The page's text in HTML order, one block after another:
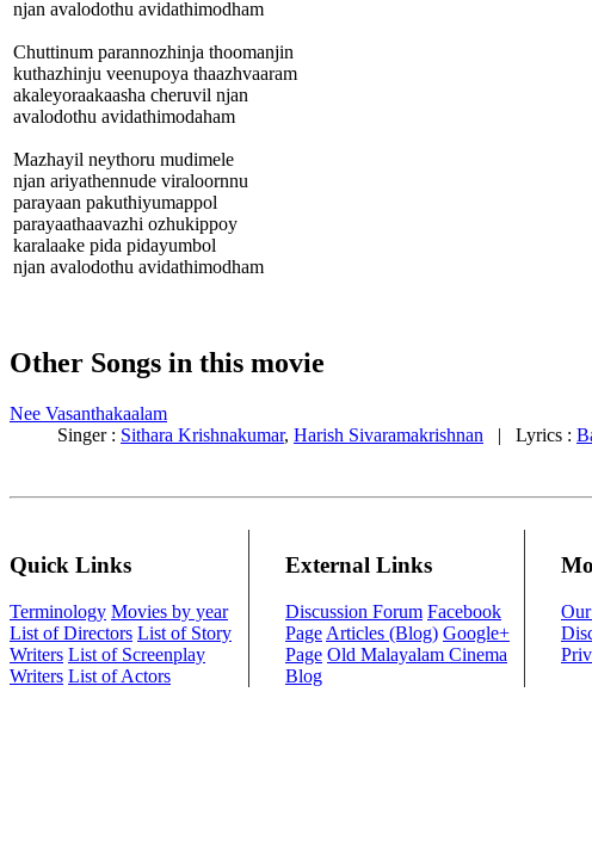
njan avalodothu avidathimodham
Chuttinum parannozhinja thoomanjin
kuthazhinju veenupoya thaazhvaaram
akaleyoraakaasha cheruvil njan
avalodothu avidathimodaham
Mazhayil neythoru mudimele
njan ariyathennude viraloornnu
parayaan pakuthiyumappol
parayaathaavazhi ozhukippoy
karalaake pida pidayumbol
njan avalodothu avidathimodham
Other Songs in this movie
Nee Vasanthakaalam
Singer : Sithara Krishnakumar, Harish Sivaramakrishnan | Lyrics :
Quick Links
Terminology Movies by year
List of Directors List of Story
Writers List of Screenplay
Writers List of Actors
External Links
Discussion Forum Facebook
Page Articles (Blog) Google+
Page Old Malayalam Cinema
Blog